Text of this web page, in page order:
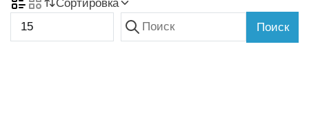
Сортировка
Поиск